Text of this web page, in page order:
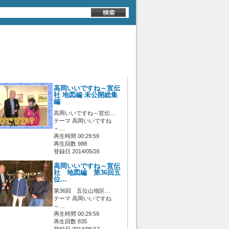
高岡いいですね～宣伝
社 地図編 未公開総集
編
高岡いいですね～宣伝…
テーマ 高岡いいですね
～…
再生時間 00:29:59
再生回数 988
登録日 2014/05/26
高岡いいですね～宣伝
社 地図編 第36回五
位…
第36回 五位山地区…
テーマ 高岡いいですね
～…
再生時間 00:29:59
再生回数 835